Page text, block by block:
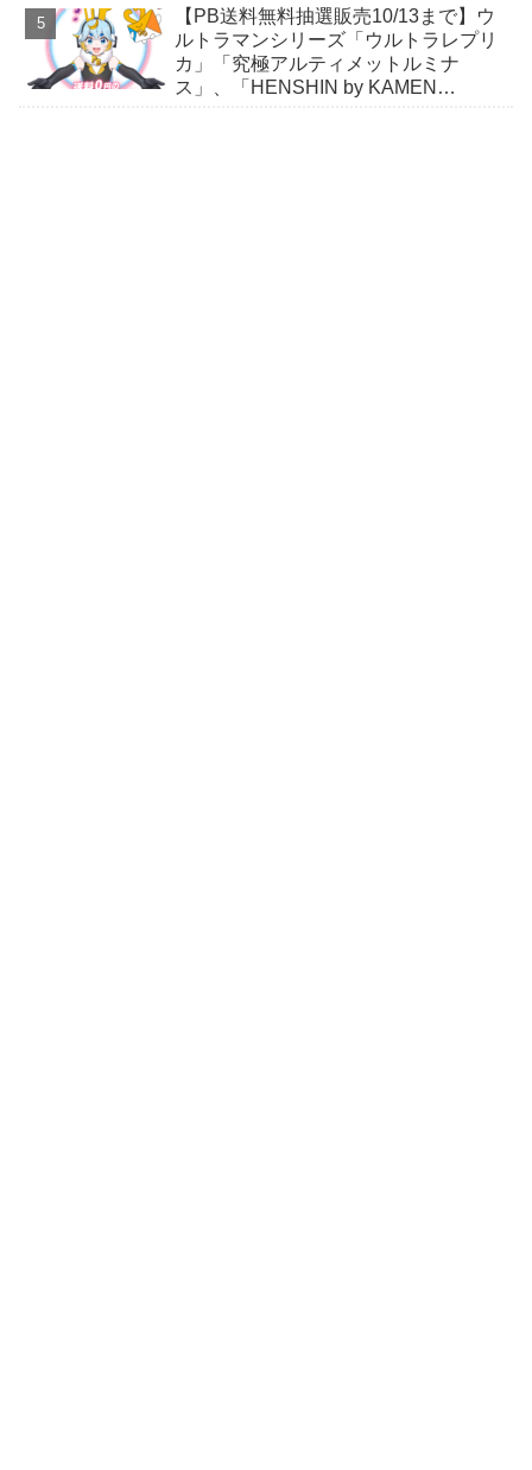
【PB送料無料抽選販売10/13まで】ウ
ルトラマンシリーズ「ウルトラレプリ
カ」「究極アルティメットルミナ
ス」、「HENSHIN by KAMEN